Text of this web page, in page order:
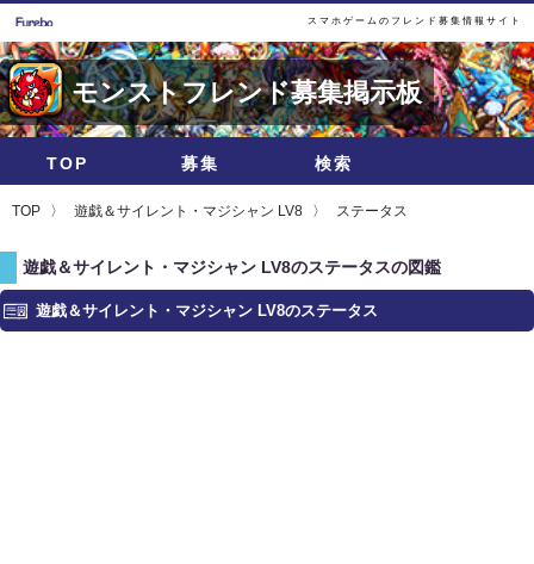
スマホゲームのフレンド募集情報サイト
モンストフレンド募集掲示板
TOP 募集 検索
TOP 遊戯＆サイレント・マジシャン LV8 ステータス
遊戯＆サイレント・マジシャン LV8のステータスの図鑑
遊戯＆サイレント・マジシャン LV8のステータス